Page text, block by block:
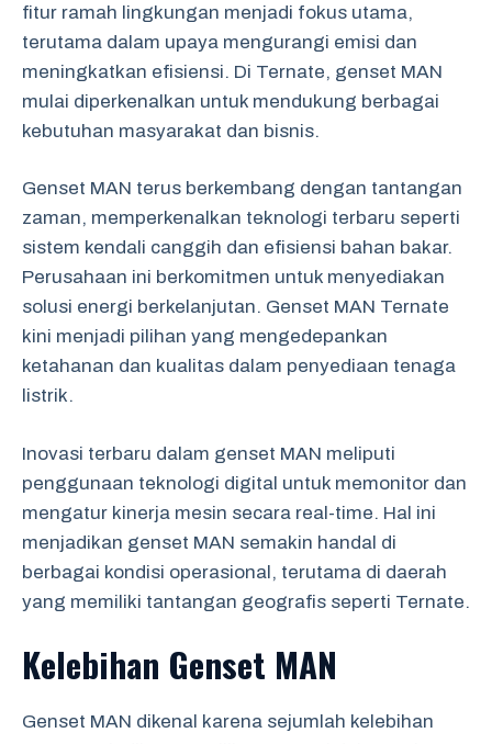
fitur ramah lingkungan menjadi fokus utama,
terutama dalam upaya mengurangi emisi dan
meningkatkan efisiensi. Di Ternate, genset MAN
mulai diperkenalkan untuk mendukung berbagai
kebutuhan masyarakat dan bisnis.
Genset MAN terus berkembang dengan tantangan
zaman, memperkenalkan teknologi terbaru seperti
sistem kendali canggih dan efisiensi bahan bakar.
Perusahaan ini berkomitmen untuk menyediakan
solusi energi berkelanjutan. Genset MAN Ternate
kini menjadi pilihan yang mengedepankan
ketahanan dan kualitas dalam penyediaan tenaga
listrik.
Inovasi terbaru dalam genset MAN meliputi
penggunaan teknologi digital untuk memonitor dan
mengatur kinerja mesin secara real-time. Hal ini
menjadikan genset MAN semakin handal di
berbagai kondisi operasional, terutama di daerah
yang memiliki tantangan geografis seperti Ternate.
Kelebihan Genset MAN
Genset MAN dikenal karena sejumlah kelebihan